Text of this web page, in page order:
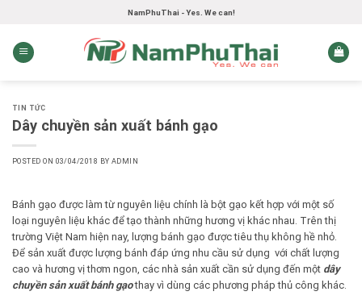
content
NamPhuThai - Yes. We can!
TIN TỨC
Dây chuyền sản xuất bánh gạo
POSTED ON 03/04/2018 BY ADMIN
Bánh gạo được làm từ nguyên liệu chính là bột gạo kết hợp với một số
loại nguyên liệu khác để tạo thành những hương vị khác nhau. Trên thị
trường Việt Nam hiện nay, lượng bánh gạo được tiêu thụ không hề nhỏ.
Để sản xuất được lượng bánh đáp ứng nhu cầu sử dụng với chất lượng
cao và hương vị thơm ngon, các nhà sản xuất cần sử dụng đến một dây
chuyền sản xuất bánh gạothay vì dùng các phương pháp thủ công khác.